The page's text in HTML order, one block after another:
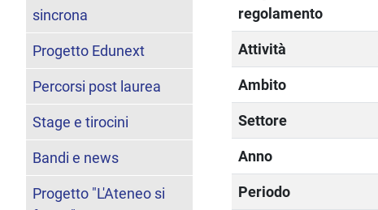
regolamento
Attività
Ambito
Settore
Anno
Periodo
sincrona
Progetto Edunext
Percorsi post laurea
Stage e tirocini
Bandi e news
Progetto "L'Ateneo si